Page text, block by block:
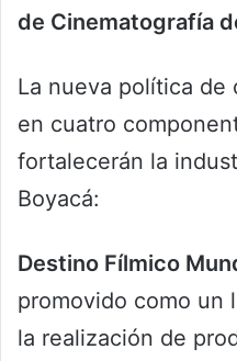
de Cinematografía
La nueva política de
en cuatro
fortalecerán la
Boyacá:
Destino Fílmico
promovido como un
la realización de